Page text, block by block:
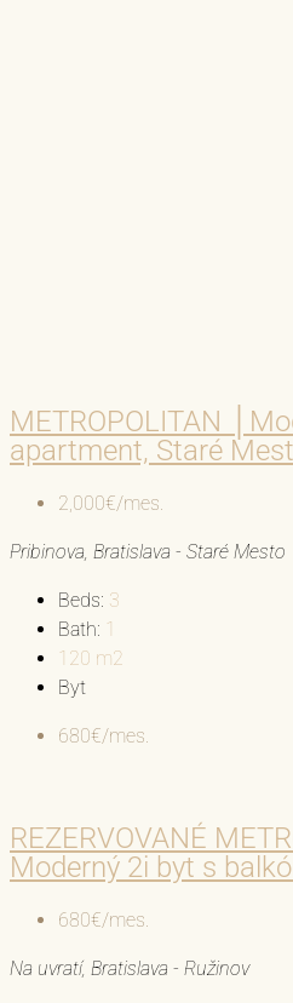
METROPOLITAN
apartment, Staré
2,000€/mes.
Pribinova, Bratislava - Staré Mesto
Beds: 3
Bath: 1
120 m2
Byt
680€/mes.
REZERVOVANÉ
Moderný 2i byt s
680€/mes.
Na uvratí, Bratislava - Ružinov